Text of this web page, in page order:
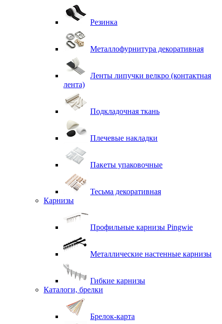
Резинка
Металлофурнитура декоративная
Ленты липучки велкро (контактная
лента)
Подкладочная ткань
Плечевые накладки
Пакеты упаковочные
Тесьма декоративная
Карнизы
Профильные карнизы Pingwie
Металлические настенные карнизы
Гибкие карнизы
Каталоги, брелки
Брелок-карта